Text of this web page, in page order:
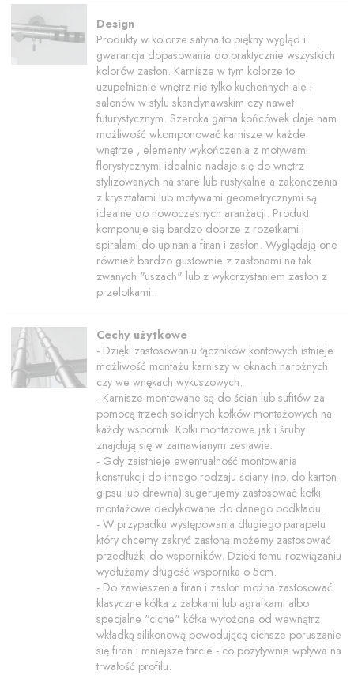
Design
Produkty w kolorze satyna to piękny wygląd i
gwarancja dopasowania do praktycznie wszystkich
kolorów zasłon. Karnisze w tym kolorze to
uzupełnienie wnętrz nie tylko kuchennych ale i
salonów w stylu skandynawskim czy nawet
futurystycznym. Szeroka gama końcówek daje nam
możliwość wkomponować karnisze w każde
wnętrze , elementy wykończenia z motywami
florystycznymi idealnie nadaje się do wnętrz
stylizowanych na stare lub rustykalne a zakończenia
z kryształami lub motywami geometrycznymi są
idealne do nowoczesnych aranżacji. Produkt
komponuje się bardzo dobrze z rozetkami i
spiralami do upinania firan i zasłon. Wyglądają one
również bardzo gustownie z zasłonami na tak
zwanych "uszach" lub z wykorzystaniem zasłon z
przelotkami.
Cechy użytkowe
- Dzięki zastosowaniu łączników kontowych istnieje
możliwość montażu karniszy w oknach narożnych
czy we wnękach wykuszowych.
- Karnisze montowane są do ścian lub sufitów za
pomocą trzech solidnych kołków montażowych na
każdy wspornik. Kołki montażowe jak i śruby
znajdują się w zamawianym zestawie.
- Gdy zaistnieje ewentualność montowania
konstrukcji do innego rodzaju ściany (np. do karton-
gipsu lub drewna) sugerujemy zastosować kołki
montażowe dedykowane do danego podkładu.
- W przypadku występowania długiego parapetu
który chcemy zakryć zasłoną możemy zastosować
przedłużki do wsporników. Dzięki temu rozwiązaniu
wydłużamy długość wspornika o 5cm.
- Do zawieszenia firan i zasłon można zastosować
klasyczne kółka z żabkami lub agrafkami albo
specjalne "ciche" kółka wyłożone od wewnątrz
wkładką silikonową powodującą cichsze poruszanie
się firan i mniejsze tarcie - co pozytywnie wpływa na
trwałość profilu.